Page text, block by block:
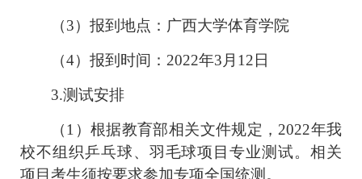
（3）报到地点：广西大学体育学院
（4）报到时间： 2022年3 月 12 日
3.测试安排
（1 ）根据教育部相关文件规定， 2022年我
校不组织乒乓球、羽毛球项目专业测试。相关
项目考生须按要求参加专项全国统测。